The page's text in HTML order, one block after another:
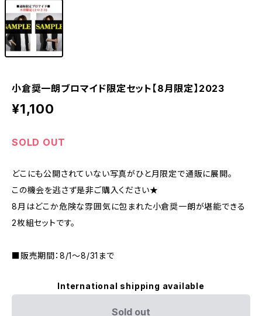
小倉奨一朗ブロマイド限定セット【8月限定】2023
¥1,100
SOLD OUT
どこにも公開されていない写真がひと月限定で通販に展開。
この機会を逃さず是非ご購入ください★
8月はどこか危険な雰囲気に包まれた小倉奨一朗が堪能できる
2枚組セットです。
■販売期間：8/1～8/31まで
International shipping available
Sold out